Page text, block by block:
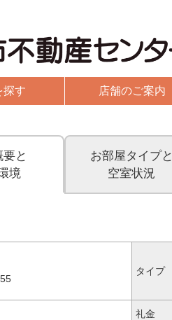
探す 店舗のご案内
と
境
お部屋タイプと
空室状況
タイプ
礼金